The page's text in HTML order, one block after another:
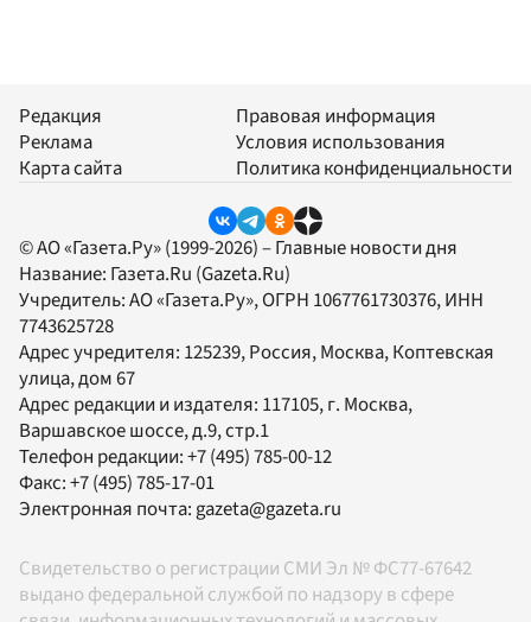
Редакция
Реклама
Карта сайта
Правовая информация
Условия использования
Политика конфиденциальности
© АО «Газета.Ру» (1999-2026) – Главные новости дня
Название: Газета.Ru (Gazeta.Ru)
Учредитель:АО «Газета.Ру», ОГРН 1067761730376, ИНН
7743625728
Адрес учредителя: 125239, Россия, Москва, Коптевская
улица, дом 67
Адрес редакции и издателя: 117105, г. Москва,
Варшавское шоссе, д.9, стр.1
Телефон редакции:+7 (495) 785-00-12
Факс:+7 (495) 785-17-01
Электронная почта: gazeta@gazeta.ru
Свидетельство о регистрации СМИ Эл № ФС77-67642
выдано федеральной службой по надзору в сфере